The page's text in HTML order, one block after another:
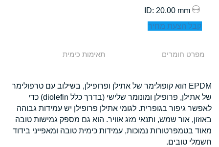
: 20.00 mm
קבל הצעת מחיר
מפרט חומרים תאימות כימית
EPDM הוא קופולימר של אתילן ופרופילן, בשילוב עם טרפולימר
של אתילן, פרופילן ומונומר שלישי (בדרך כלל diolefin) כדי
לאפשר גיפור בגופרית. לגומי אתילן פרופילן יש עמידות גבוהה
באוזון, אור שמש, ותנאי מזג אוויר. הוא גם מספק גמישות טובה
מאוד בטמפרטורות נמוכות, עמידות כימית טובה ומאפייני בידוד
חשמלי טובים.